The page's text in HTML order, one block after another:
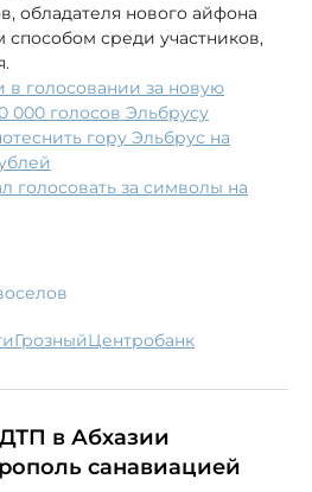
обладателя нового айфона
среди участников,
в голосовании за новую
000 голосов Эльбрусу
гору Эльбрус на
голосовать за символы на
Грозный Центробанк
в Абхазии
санавиацией